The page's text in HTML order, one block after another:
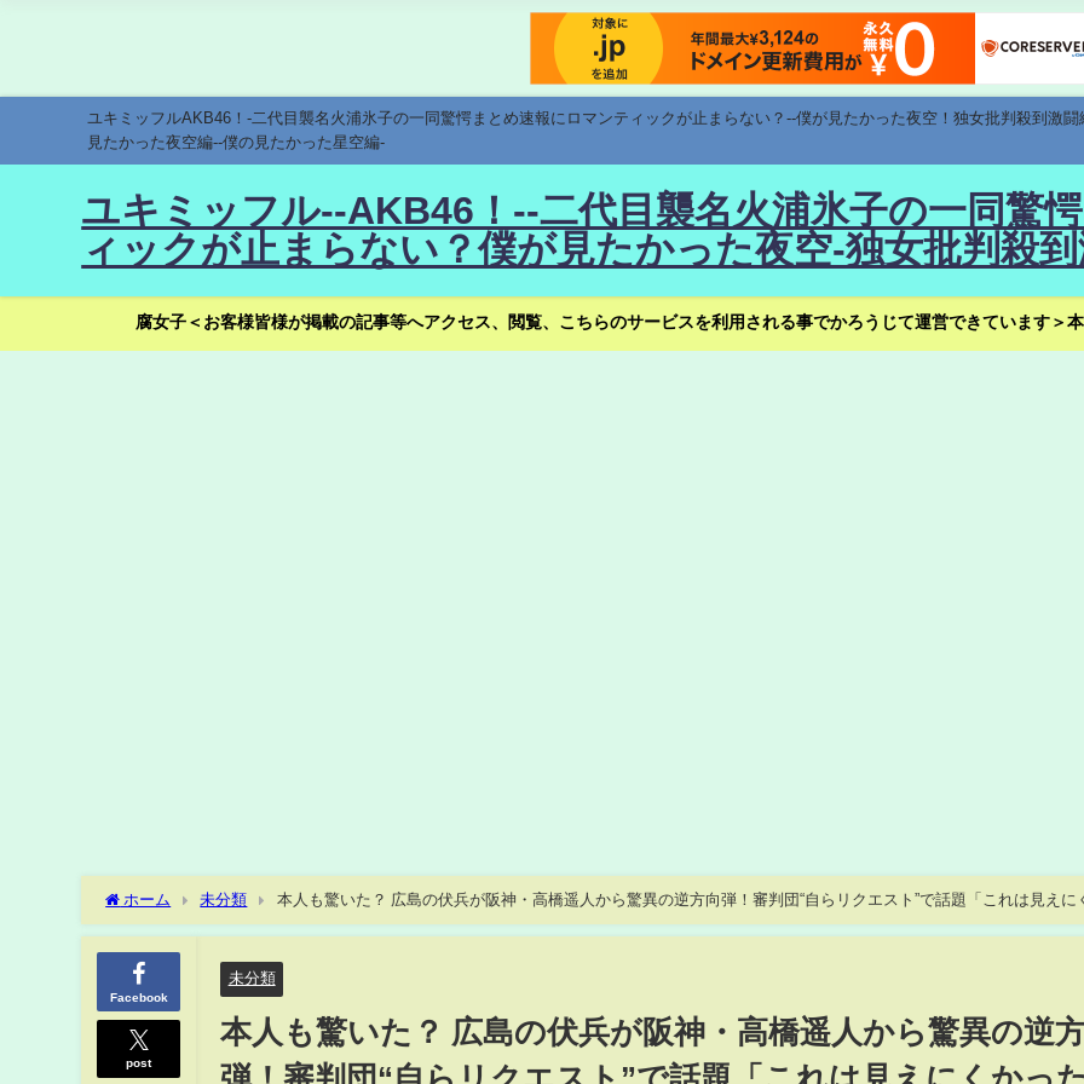
ユキミッフルAKB46！-二代目襲名火浦氷子の一同驚愕まとめ速報にロマンティックが止まらない？--僕が見たかった夜空！独女批判殺到激
見たかった夜空編--僕の見たかった星空編-
ユキミッフル--AKB46！--二代目襲名火浦氷子の一同驚
ィックが止まらない？僕が見たかった夜空-独女批判殺
腐女子＜お客様皆様が掲載の記事等へアクセス、閲覧、こちらのサービスを利用される事でかろうじて運営できています＞
ホーム 未分類
本人も驚いた？ 広島の伏兵が阪神・高橋遥人から驚異の逆方向弾！審判団“自らリクエスト”で話題「これは見えに
った」(ABEMA TIMES)
Facebook
post
未分類
本人も驚いた？ 広島の伏兵が阪神・高橋遥人から驚異の逆